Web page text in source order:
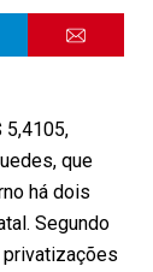
5,4105,
que
há dois
Segundo